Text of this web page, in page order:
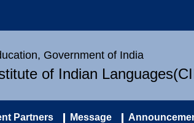
Government of India
of Indian
Partners Message